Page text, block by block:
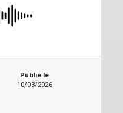
Publié le
10/03/2026